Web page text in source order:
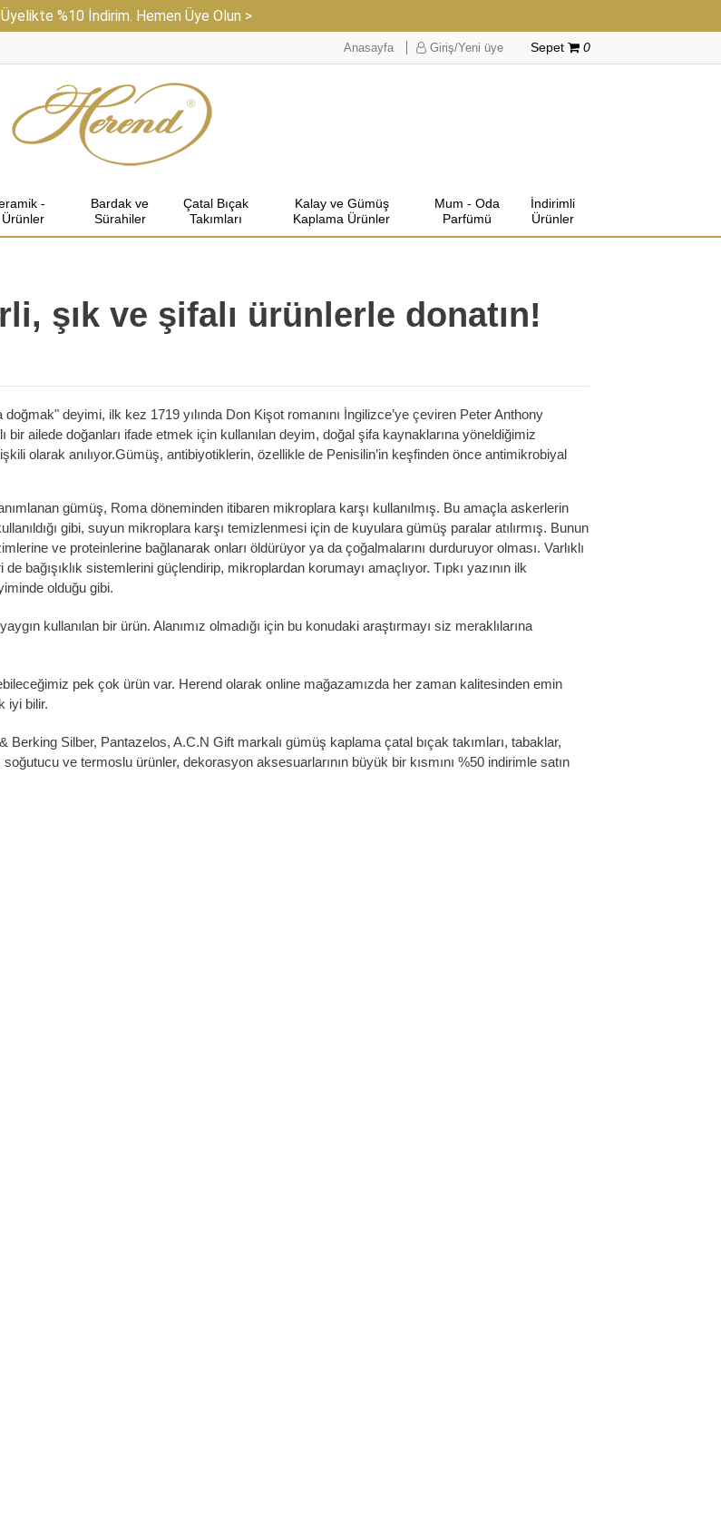
%10 İndirim. Hemen Üye Olun >
Anasayfa Giriş/Yeni üye Sepet 0
-
Bardak ve
Sürahiler
Çatal Bıçak
Takımları
Kalay ve Gümüş
Kaplama Ürünler
Mum - Oda
Parfümü
İndirimli
Ürünler
şık ve şifalı ürünlerle donatın!
deyimi, ilk kez 1719 yılında Don Kişot romanını İngilizce’ye çeviren Peter Anthony
bir ailede doğanları ifade etmek için kullanılan deyim, doğal şifa kaynaklarına yöneldiğimiz
olarak anılıyor.Gümüş, antibiyotiklerin, özellikle de Penisilin’in keşfinden önce antimikrobiyal
gümüş, Roma döneminden itibaren mikroplara karşı kullanılmış. Bu amaçla askerlerin
gibi, suyun mikroplara karşı temizlenmesi için de kuyulara gümüş paralar atılırmış. Bunun
ve proteinlerine bağlanarak onları öldürüyor ya da çoğalmalarını durduruyor olması. Varlıklı
bağışıklık sistemlerini güçlendirip, mikroplardan korumayı amaçlıyor. Tıpkı yazının ilk
olduğu gibi.
kullanılan bir ürün. Alanımız olmadığı için bu konudaki araştırmayı siz meraklılarına
pek çok ürün var. Herend olarak online mağazamızda her zaman kalitesinden emin
iyi bilir.
Berking Silber, Pantazelos, A.C.N Gift markalı gümüş kaplama çatal bıçak takımları, tabaklar,
ve termoslu ürünler, dekorasyon aksesuarlarının büyük bir kısmını %50 indirimle satın